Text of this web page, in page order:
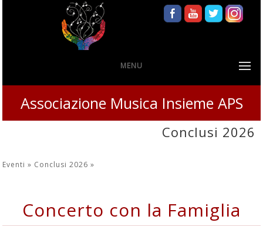
MENU
Associazione Musica Insieme APS
Conclusi 2026
Eventi » Conclusi 2026»
Concerto con la Famiglia